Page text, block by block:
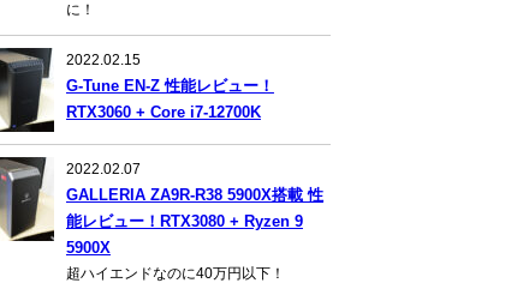
に！
2022.02.15
G-Tune EN-Z 性能レビュー！
RTX3060 + Core i7-12700K
2022.02.07
GALLERIA ZA9R-R38 5900X搭載 性
能レビュー！RTX3080 + Ryzen 9
5900X
超ハイエンドなのに40万円以下！